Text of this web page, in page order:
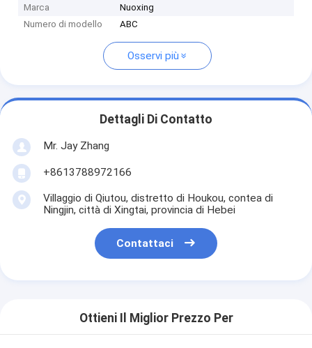
Marca
Nuoxing
Numero di modello
ABC
Osservi più
Dettagli Di Contatto
Mr. Jay Zhang
+8613788972166
Villaggio di Qiutou, distretto di Houkou, contea di
Ningjin, città di Xingtai, provincia di Hebei
Contattaci
Ottieni Il Miglior Prezzo Per